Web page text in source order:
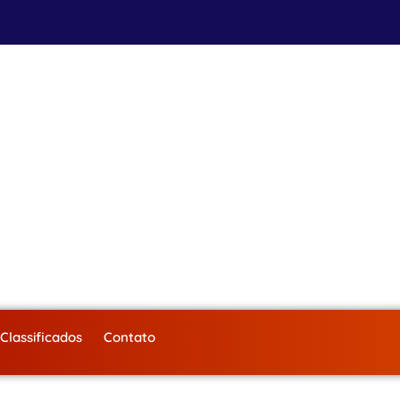
Classificados Contato